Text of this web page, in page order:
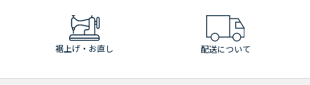
裾上げ・お直し 配送について